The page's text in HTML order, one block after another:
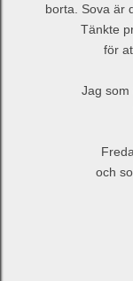
borta. Sova är
Tänkte
för
Jag som
och